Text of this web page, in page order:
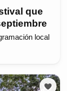
que
local